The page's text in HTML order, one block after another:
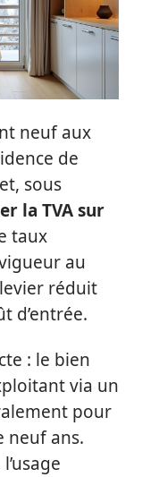
neuf aux
de
sous
la TVA sur
taux
au
réduit
d’entrée.
: le bien
via un
pour
neuf ans.